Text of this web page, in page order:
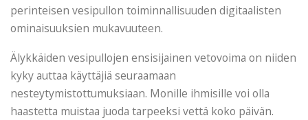
perinteisen vesipullon toiminnallisuuden digitaalisten
ominaisuuksien mukavuuteen.
Älykkäiden vesipullojen ensisijainen vetovoima on niiden
kyky auttaa käyttäjiä seuraamaan
nesteytymistottumuksiaan. Monille ihmisille voi olla
haastetta muistaa juoda tarpeeksi vettä koko päivän.